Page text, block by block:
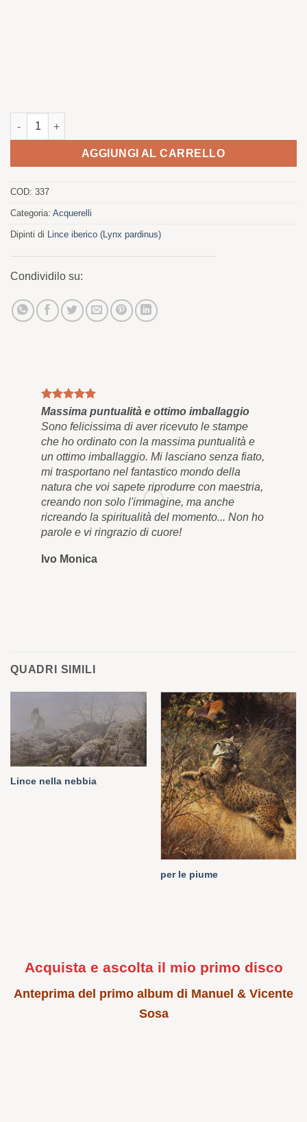
Quantità di caccia della lince iberica
AGGIUNGI AL CARRELLO
COD: 337
Categoria: Acquerelli
Dipinti di Lince iberico (Lynx pardinus)
Condividilo su:
Massima puntualità e ottimo imballaggio
Sono felicissima di aver ricevuto le stampe
che ho ordinato con la massima puntualità e
un ottimo imballaggio. Mi lasciano senza fiato,
mi trasportano nel fantastico mondo della
natura che voi sapete riprodurre con maestria,
creando non solo l'immagine, ma anche
ricreando la spiritualità del momento... Non ho
parole e vi ringrazio di cuore!
Ivo Monica
QUADRI SIMILI
Lince nella nebbia
per le piume
Acquista e ascolta il mio primo disco
Anteprima del primo album di Manuel & Vicente
Sosa